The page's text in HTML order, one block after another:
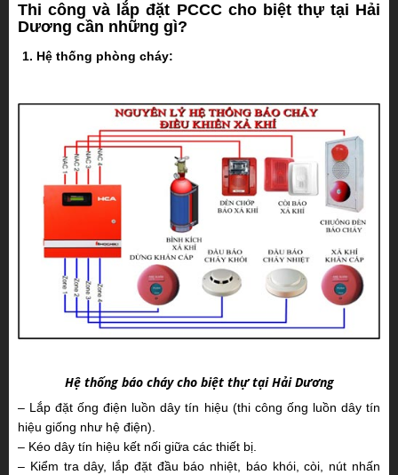
Thi công và lắp đặt PCCC cho biệt thự tại Hải
Dương cần những gì?
1. Hệ thống phòng cháy:
Hệ thống báo cháy cho biệt thự tại Hải Dương
– Lắp đặt ống điện luồn dây tín hiệu (thi công ống luồn dây tín
hiệu giống như hệ điện).
– Kéo dây tín hiệu kết nối giữa các thiết bị.
– Kiểm tra dây, lắp đặt đầu báo nhiệt, báo khói, còi, nút nhấn